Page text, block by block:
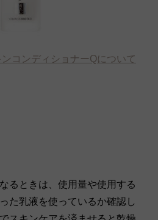
コンディショナーQについて
るときは、使用量や使用する
た乳液を使っているか確認し